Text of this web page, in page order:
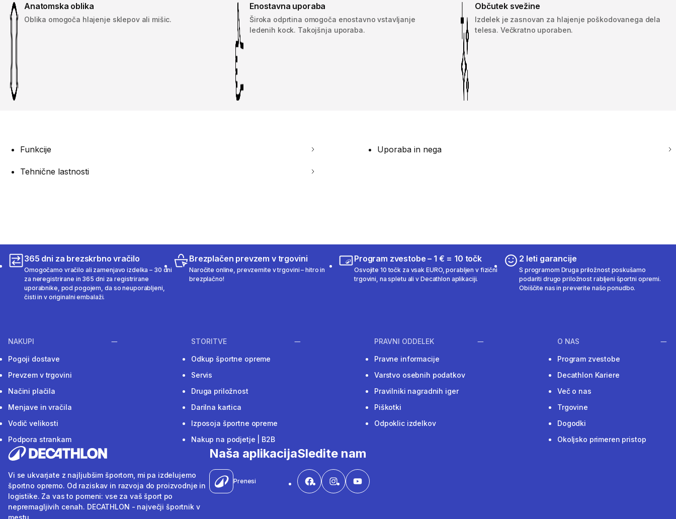
Anatomska oblika
Oblika omogoča hlajenje sklepov ali mišic.
Enostavna uporaba
Široka odprtina omogoča enostavno vstavljanje
ledenih kock. Takojšnja uporaba.
Občutek svežine
Izdelek je zasnovan za hlajenje poškodovanega dela
telesa. Večkratno uporaben.
Funkcije Uporaba in nega
Tehnične lastnosti
365 dni za brezskrbno vračilo
Omogočamo vračilo ali zamenjavo izdelka – 30 dni
za neregistrirane in 365 dni za registrirane
uporabnike, pod pogojem, da so neuporabljeni,
čisti in v originalni embalaži.
Brezplačen prevzem v trgovini
Naročite online, prevzemite v trgovini – hitro in
brezplačno!
Program zvestobe – 1 € = 10 točk
Osvojite 10 točk za vsak EURO, porabljen v fizični
trgovini, na spletu ali v Decathlon aplikaciji.
2 leti garancije
S programom Druga priložnost poskušamo
podariti drugo priložnost rabljeni športni opremi.
Obiščite nas in preverite našo ponudbo.
NAKUPI
Pogoji dostave
Prevzem v trgovini
Načini plačila
Menjave in vračila
Vodič velikosti
Podpora strankam
STORITVE
Odkup športne opreme
Servis
Druga priložnost
Darilna kartica
Izposoja športne opreme
Nakup na podjetje | B2B
PRAVNI ODDELEK
Pravne informacije
Varstvo osebnih podatkov
Pravilniki nagradnih iger
Piškotki
Odpoklic izdelkov
O NAS
Program zvestobe
Decathlon Kariere
Več o nas
Trgovine
Dogodki
Okoljsko primeren pristop
Vi se ukvarjate z najljubšim športom, mi pa izdelujemo
športno opremo. Od raziskav in razvoja do proizvodnje in
logistike. Za vas to pomeni: vse za vaš šport po
nepremagljivih cenah. DECATHLON - največji športnik v
mestu.
Naša aplikacija
Prenesi
Sledite nam